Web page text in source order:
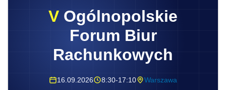
V Ogólnopolskie
Forum Biur
Rachunkowych
16.09.2026 8:30-17:10 Warszawa